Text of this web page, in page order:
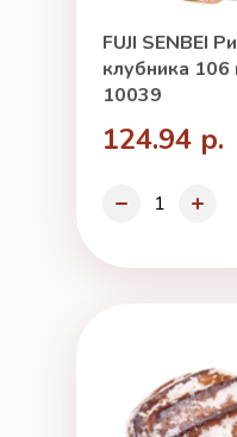
FUJI SENBEI
клубника
10039
124.94 р.